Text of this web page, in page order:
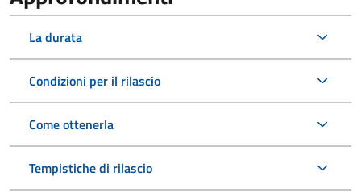
La durata
Condizioni per il rilascio
Come ottenerla
Tempistiche di rilascio